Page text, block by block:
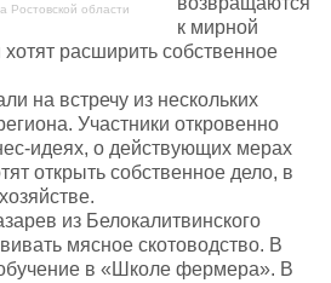
Ростовской области
к мирной
расширить собственное
на встречу из нескольких
Участники откровенно
идеях, о действующих мерах
открыть собственное дело, в
из Белокалитвинского
мясное скотоводство. В
в «Школе фермера». В